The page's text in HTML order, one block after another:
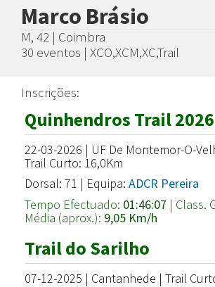
Marco Brásio
M, 42 | Coimbra
30 eventos | XCO,XCM,XC,Trail
Inscrições:
Quinhendros Trail 2026
22-03-2026 | UF De Montemor-O-
Trail Curto: 16,0Km
Dorsal: 71 | Equipa: ADCR Pereira
Tempo Efectuado: 01:46:07 | Class.
Média (aprox.): 9,05 Km/h
Trail do Sarilho
07-12-2025 | Cantanhede | Trail